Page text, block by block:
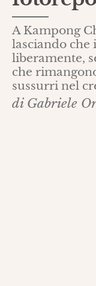
A Kampong
lasciando che
liberamente,
che
sussurri nel
di Gabriele